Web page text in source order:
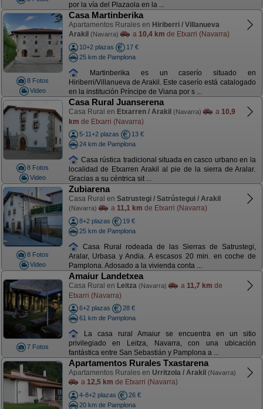
por la vía del Plazaola en la ...
8 Fotos
Video
Casa Martinberika
Apartamentos Rurales en Hiriberri / Villanueva
Arakil (Navarra) a 10,4 km de Etxarri (Navarra)
10+2 plazas
17 €
25 km de Pamplona
Martinberika es un caserío situado en
Hiriberri/Villanueva de Arakil. Este caserío está catalogado
en la institución Príncipe de Viana por s ...
8 Fotos
Video
Casa Rural Juanserena
Casa Rural en Etxarren / Arakil (Navarra) a 10,9
km de Etxarri (Navarra)
5-11+2 plazas
13 €
24 km de Pamplona
Casa rústica tradicional situada en casco urbano en la
localidad de Etxarren Arakil al pie de la sierra de Aralar.
Gracias a su céntrica sit ...
8 Fotos
Video
Zubiarena
Casa Rural en Satrustegi / Satrústegui / Arakil
(Navarra) a 11,1 km de Etxarri (Navarra)
8+2 plazas
19 €
25 km de Pamplona
Casa Rural rodeada de las Sierras de Satrustegi,
Aralar, Urbasa y Andia. A escasos 20 min. en coche de
Pamplona. Adosado a la vivienda conta ...
7 Fotos
Amaiur Landetxea
Casa Rural en Leitza (Navarra) a 11,7 km de
Etxarri (Navarra)
6+2 plazas
28 €
61 km de Pamplona
La casa rural Amaiur se encuentra en un sitio
privilegiado en Leitza, Navarra, con una ubicación
fantástica entre San Sebastián y Pamplona a ...
Apartamentos Rurales Txastarena
Apartamentos Rurales en Urritzola / Arakil (Navarra)
a 12,5 km de Etxarri (Navarra)
4-8+2 plazas
26 €
20 km de Pamplona